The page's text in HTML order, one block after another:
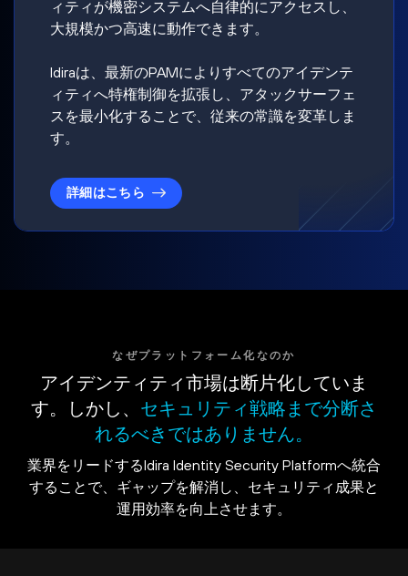
ィティが機密システムへ自律的にアクセスし、
大規模かつ高速に動作できます。
Idiraは、最新のPAMによりすべてのアイデンテ
ィティへ特権制御を拡張し、アタックサーフェ
スを最小化することで、従来の常識を変革しま
す。
詳細はこちら
なぜプラットフォーム化なのか
アイデンティティ市場は断片化していま
す。しかし、 セキュリティ戦略まで分断さ
れるべきではありません。
業界をリードするIdira Identity Security Platformへ統合
することで、ギャップを解消し、セキュリティ成果と
運用効率を向上させます。